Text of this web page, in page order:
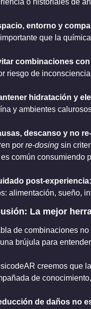
o historiales de
entorno y
que la
combinaciones
riesgo de
hidratación y
y ambientes
descanso y no
por re-dosing sin
común consumiendo
post-
alimentación, sueño,
La mejor
de combinaciones
brújula para entender
creemos que
de
de daños no